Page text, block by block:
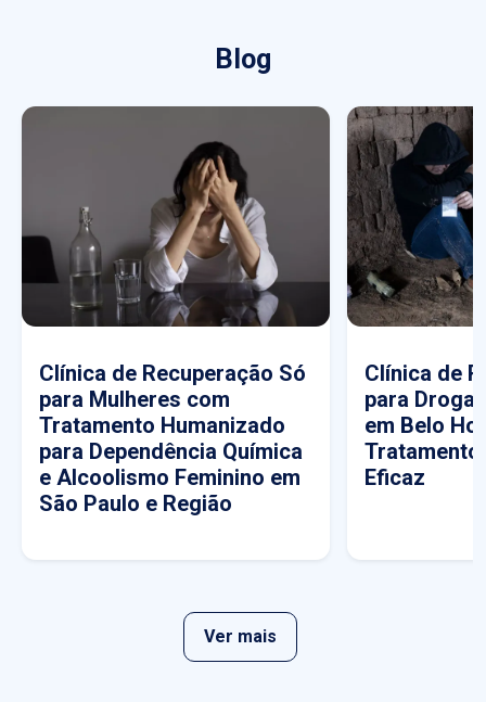
Blog
Clínica de Recuperação Só
para Mulheres com
Tratamento Humanizado
para Dependência Química
e Alcoolismo Feminino em
São Paulo e Região
Clínica de
para
em Belo
Tratamento
Eficaz
Ver mais